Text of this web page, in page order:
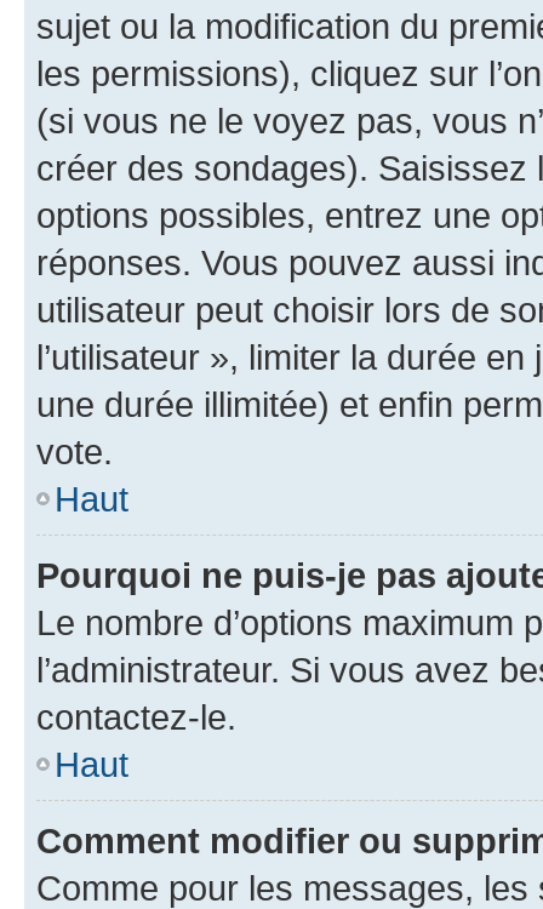
sujet ou la modification du
les permissions), cliquez sur
(si vous ne le voyez pas, vous
créer des sondages).
options possibles, entrez une
réponses. Vous pouvez aussi
utilisateur peut choisir lors de
l’utilisateur », limiter la durée
une durée illimitée) et enfin
vote.
Haut
Pourquoi ne puis-je pas
Le nombre d’options maximum
l’administrateur. Si vous avez
contactez-le.
Haut
Comment modifier ou
Comme pour les messages,